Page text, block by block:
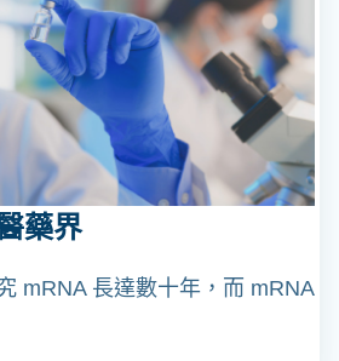
藥界
mRNA 長達數十年，而 mRNA